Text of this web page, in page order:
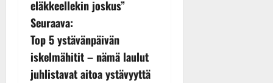
t
n
a
eläkkeellekin joskus”
Seuraava:
Top 5 ystävänpäivän
iskelmähitit – nämä laulut
juhlistavat aitoa ystävyyttä